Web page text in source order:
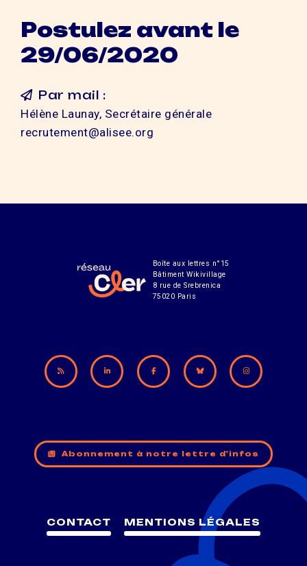
Postulez avant le
29/06/2020
Par mail :
Hélène Launay, Secrétaire générale
recrutement@alisee.org
Boîte aux lettres n°15
Bâtiment Wikivillage
8 rue de Srebrenica
75020 Paris
Abonnement à notre lettre d'infos
CONTACT MENTIONS LÉGALES